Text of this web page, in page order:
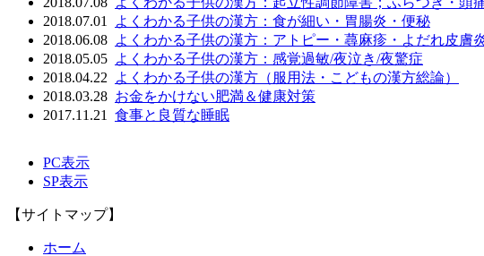
2018.07.01
よくわかる子供の漢方：食が細い・胃腸炎・便秘
2018.06.08 よくわかる子供の漢方：アトピー・蕁麻疹・よだれ皮膚
2018.05.05 よくわかる子供の漢方：感覚過敏/夜泣き/夜驚症
2018.04.22
よくわかる子供の漢方（服用法・こどもの漢方総論）
2018.03.28 お金をかけない肥満＆健康対策
2017.11.21
食事と良質な睡眠
PC表示
SP表示
【サイトマップ】
ホーム